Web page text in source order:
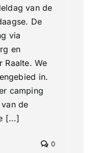
van de
De
via
en
Raalte. We
in.
camping
de
[...]
0